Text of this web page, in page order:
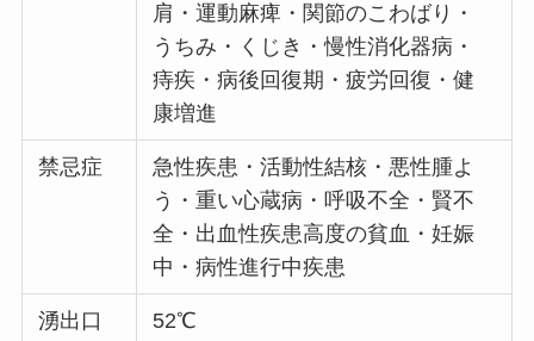
肩・運動麻痺・関節のこわばり・
うちみ・くじき・慢性消化器病・
痔疾・病後回復期・疲労回復・健
康増進
禁忌症
急性疾患・活動性結核・悪性腫よ
う・重い心蔵病・呼吸不全・賢不
全・出血性疾患高度の貧血・妊娠
中・病性進行中疾患
湧出口
52℃